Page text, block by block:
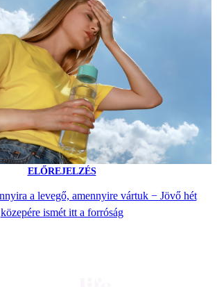
ELŐREJELZÉS
a levegő, amennyire vártuk − Jövő hét
közepére ismét itt a forróság